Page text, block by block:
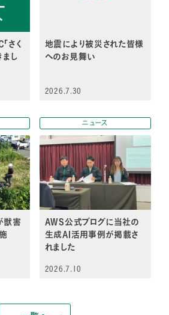
さく
し
地震により被災された皆様
へのお見舞い
2026.7.30
獣害
ニュース
AWS公式ブログに当社の
生成AI活用事例が掲載さ
れました
2026.7.10